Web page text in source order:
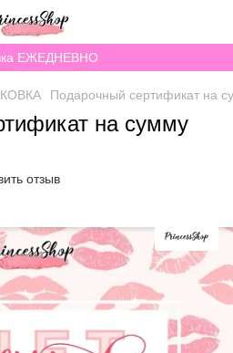
ЕЖЕДНЕВНО
Подарочный сертификат на
на сумму
отзыв